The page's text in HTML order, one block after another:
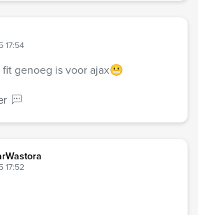
17:54
genoeg is voor ajax😬
17:52